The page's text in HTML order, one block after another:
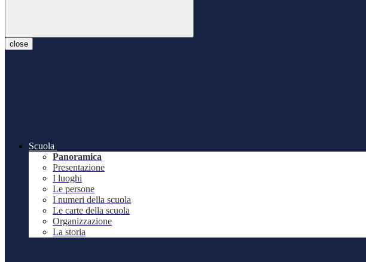
close
Scuola
Panoramica
Presentazione
I luoghi
Le persone
I numeri della scuola
Le carte della scuola
Organizzazione
La storia